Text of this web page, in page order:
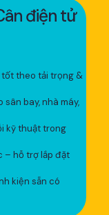
điện tử
theo tải trọng &
sân bay, nhà máy,
kỹ thuật trong
– hỗ trợ lắp đặt
kiện sẵn có